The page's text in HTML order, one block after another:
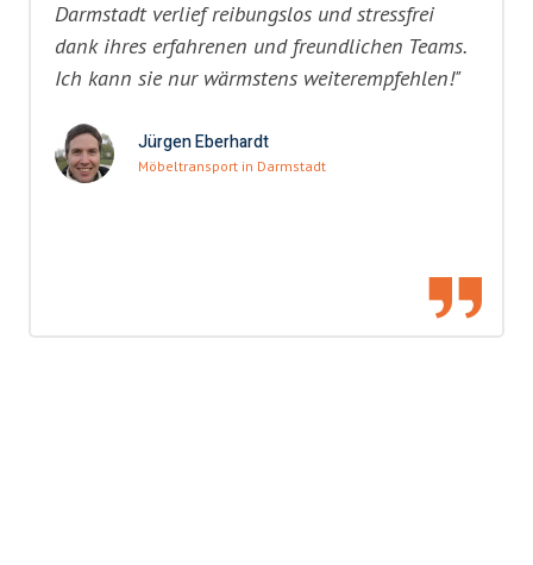
Darmstadt verlief reibungslos und stressfrei
dank ihres erfahrenen und freundlichen Teams.
Ich kann sie nur wärmstens weiterempfehlen!"
Jürgen Eberhardt
Möbeltransport in Darmstadt